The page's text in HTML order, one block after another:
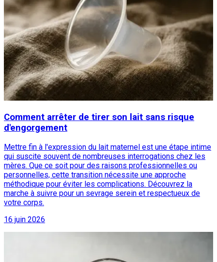
Comment arrêter de tirer son lait sans risque
d'engorgement
Mettre fin à l'expression du lait maternel est une étape intime
qui suscite souvent de nombreuses interrogations chez les
mères. Que ce soit pour des raisons professionnelles ou
personnelles, cette transition nécessite une approche
méthodique pour éviter les complications. Découvrez la
marche à suivre pour un sevrage serein et respectueux de
votre corps.
16 juin 2026